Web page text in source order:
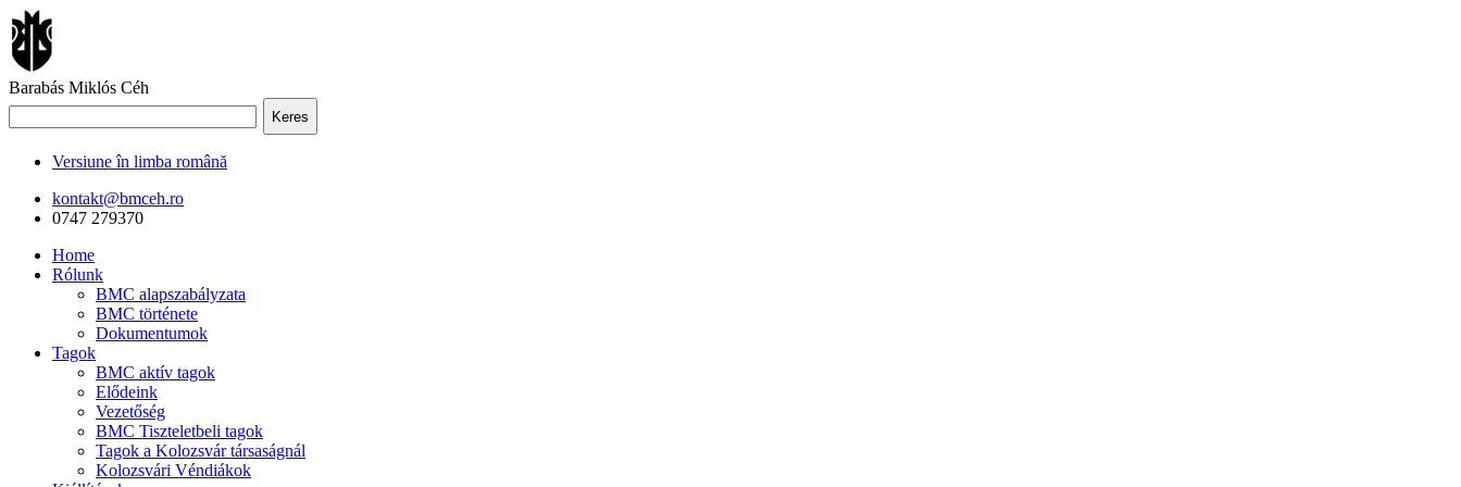
Barabás Miklós Céh
Keres
Versiune în limba română
kontakt@bmceh.ro
0747 279370
Home
Rólunk
BMC alapszabályzata
BMC története
Dokumentumok
Tagok
BMC aktív tagok
Elődeink
Vezetőség
BMC Tiszteletbeli tagok
Tagok a Kolozsvár társaságnál
Kolozsvári Véndiákok